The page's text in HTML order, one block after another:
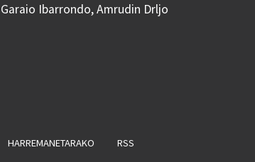
Ibarrondo, Amrudin Drljo
HARREMANETARAKO RSS